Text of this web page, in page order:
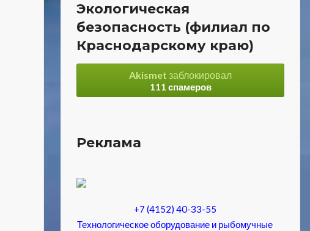
Экологическая
безопасность (филиал по
Краснодарскому краю)
Akismet заблокировал
111 спамеров
Реклама
+7 (4152) 40-33-55
Технологическое оборудование и рыбомучные